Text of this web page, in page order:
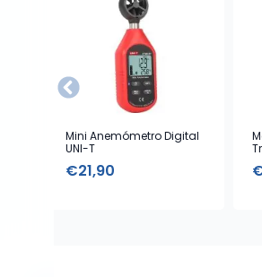
Mini Anemómetro Digital
UNI-T
€21,90